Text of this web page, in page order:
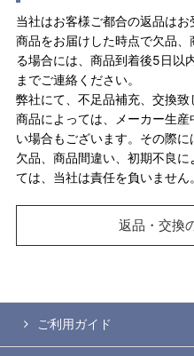
当社はお客様ご都合の返品はお
商品をお届けした時点で欠品
る場合には、商品到着後5日以
までご連絡ください。
弊社にて、不足品補充、交換致
商品によっては、メーカー生
い場合もございます。その際に
欠品、商品間違い、初期不良
ては、当社は責任を負いません。
返品・交換
ご利用ガイド